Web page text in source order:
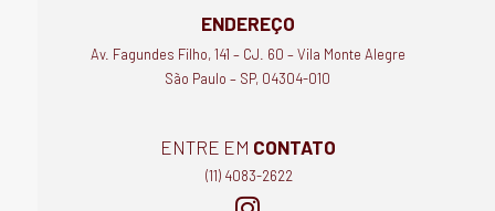
ENDEREÇO
Av. Fagundes Filho, 141 – CJ. 60 – Vila Monte Alegre
São Paulo – SP, 04304-010
ENTRE EM CONTATO
(11) 4083-2622